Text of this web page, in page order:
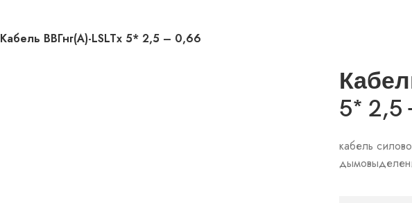
Кабель ВВГнг(А)-LSLTx 5* 2,5 – 0,66
5* 2,5
кабель